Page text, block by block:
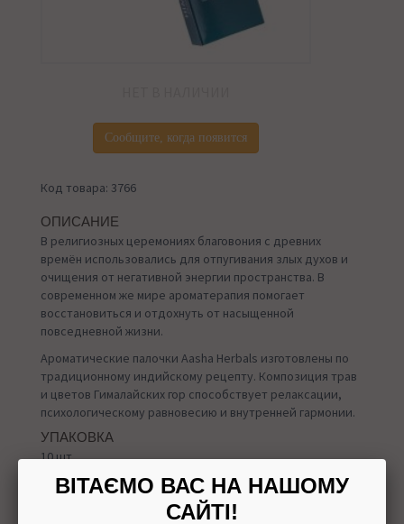
Сообщите, когда появится
Код товара: 3766
ОПИСАНИЕ
В религиозных церемониях благовония с древних
времён использовались для отпугивания злых духов и
очищения от негативной энергии пространства. В
современном же мире ароматерапия помогает
восстановиться и отдохнуть от насыщенной
повседневной жизни.
Ароматические палочки Aasha Herbals изготовлены по
традиционному индийскому рецепту. Композиция трав
и цветов Гималайских гор способствует релаксации,
психологическому равновесию и внутренней гармонии.
УПАКОВКА
10 шт.
ВІТАЄМО ВАС НА НАШОМУ
САЙТІ!